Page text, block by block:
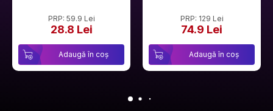
PRP: 59.9 Lei
28.8 Lei
Adaugă în coș
PRP: 129 Lei
74.9 Lei
Adaugă în coș